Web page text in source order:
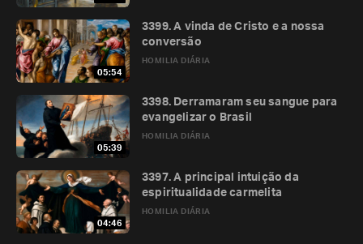
05:54
HOMILIA DIÁRIA
3399. A vinda de Cristo e a nossa
conversão
05:39
HOMILIA DIÁRIA
3398. Derramaram seu sangue para
evangelizar o Brasil
04:46
HOMILIA DIÁRIA
3397. A principal intuição da
espiritualidade carmelita